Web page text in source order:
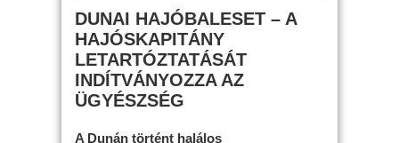
DUNAI HAJÓBALESET – A
HAJÓSKAPITÁNY
LETARTÓZTATÁSÁT
INDÍTVÁNYOZZA AZ
ÜGYÉSZSÉG
A Dunán történt halálos